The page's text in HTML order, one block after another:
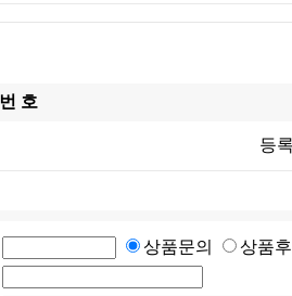
번 호
등
상품문의
상품후